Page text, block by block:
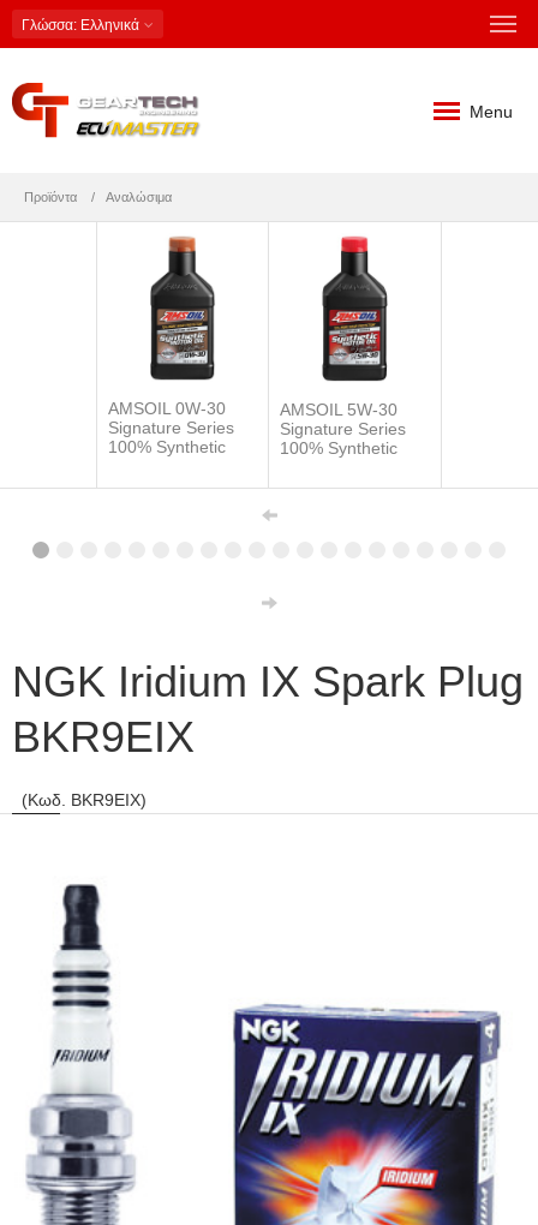
Γλώσσα: Ελληνικά
Menu
Προϊόντα Αναλώσιμα
AMSOIL 0W-30
Signature Series
100% Synthetic
AMSOIL 5W-30
Signature Series
100% Synthetic
NGK Iridium IX Spark Plug
BKR9EIX
(Κωδ. BKR9EIX)